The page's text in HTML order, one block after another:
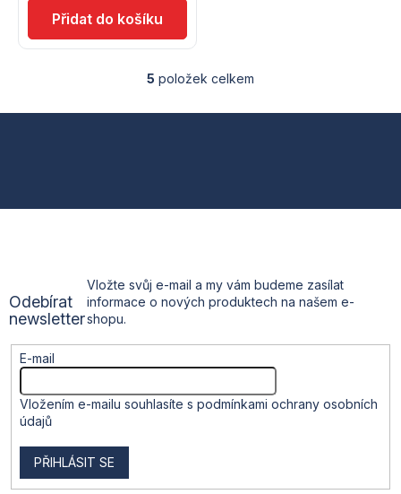
O
í
y
v
p
u
5 položek celkem
p
Odebírat
newsletter
Vložte svůj e-mail a my vám budeme zasílat
informace o nových produktech na našem e-
shopu.
E-mail
Vložením e-mailu souhlasíte s podmínkami ochrany osobních
údajů
PŘIHLÁSIT SE